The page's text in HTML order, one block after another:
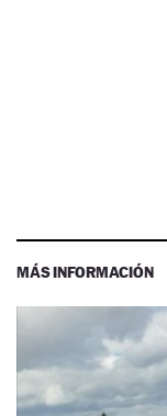
MÁS INFORMACIÓN